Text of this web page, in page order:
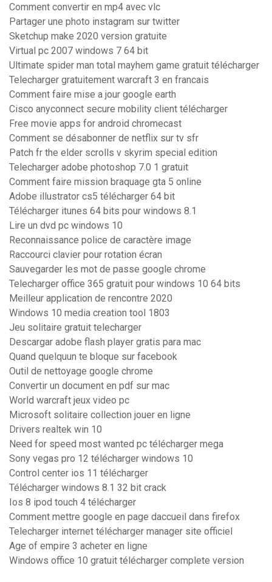
Comment convertir en mp4 avec vlc
Partager une photo instagram sur twitter
Sketchup make 2020 version gratuite
Virtual pc 2007 windows 7 64 bit
Ultimate spider man total mayhem game gratuit télécharger
Telecharger gratuitement warcraft 3 en francais
Comment faire mise a jour google earth
Cisco anyconnect secure mobility client télécharger
Free movie apps for android chromecast
Comment se désabonner de netflix sur tv sfr
Patch fr the elder scrolls v skyrim special edition
Telecharger adobe photoshop 7.0 1 gratuit
Comment faire mission braquage gta 5 online
Adobe illustrator cs5 télécharger 64 bit
Télécharger itunes 64 bits pour windows 8.1
Lire un dvd pc windows 10
Reconnaissance police de caractère image
Raccourci clavier pour rotation écran
Sauvegarder les mot de passe google chrome
Telecharger office 365 gratuit pour windows 10 64 bits
Meilleur application de rencontre 2020
Windows 10 media creation tool 1803
Jeu solitaire gratuit telecharger
Descargar adobe flash player gratis para mac
Quand quelquun te bloque sur facebook
Outil de nettoyage google chrome
Convertir un document en pdf sur mac
World warcraft jeux video pc
Microsoft solitaire collection jouer en ligne
Drivers realtek win 10
Need for speed most wanted pc télécharger mega
Sony vegas pro 12 télécharger windows 10
Control center ios 11 télécharger
Télécharger windows 8.1 32 bit crack
Ios 8 ipod touch 4 télécharger
Comment mettre google en page daccueil dans firefox
Telecharger internet télécharger manager site officiel
Age of empire 3 acheter en ligne
Windows office 10 gratuit télécharger complete version